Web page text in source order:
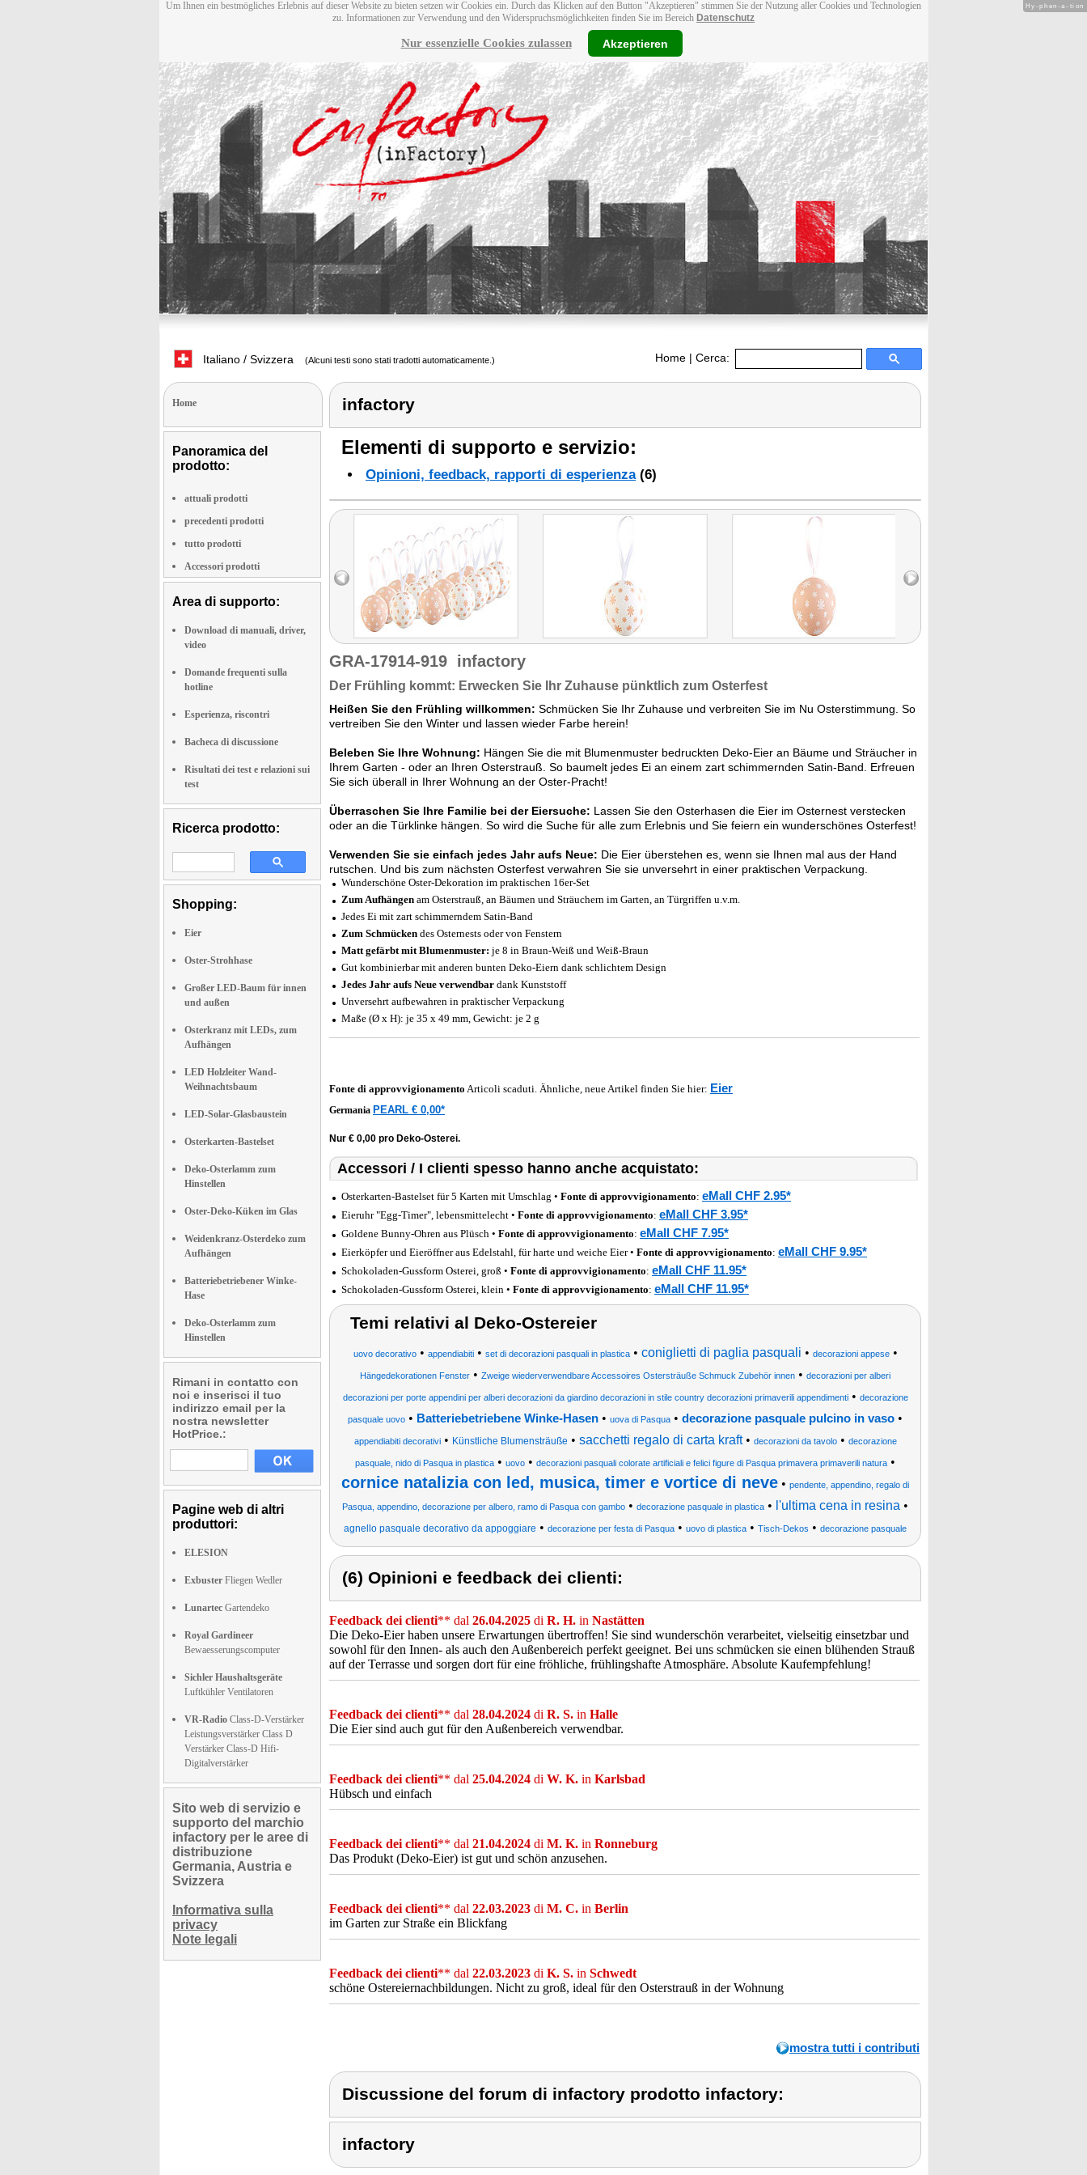
Um Ihnen ein bestmögliches Erlebnis auf dieser Website zu bieten setzen wir Cookies ein. Durch das Klicken auf den Button "Akzeptieren" stimmen Sie der Nutzung aller Cookies und Technologien
zu. Informationen zur Verwendung und den Widerspruchsmöglichkeiten finden Sie im Bereich Datenschutz
Nur essenzielle Cookies zulassen Akzeptieren
Italiano / Svizzera (Alcuni testi sono stati tradotti automaticamente.) Home | Cerca:
Home
Panoramica del
prodotto:
attuali prodotti
precedenti prodotti
tutto prodotti
Accessori prodotti
Area di supporto:
Download di manuali, driver,
video
Domande frequenti sulla
hotline
Esperienza, riscontri
Bacheca di discussione
Risultati dei test e relazioni sui
test
Ricerca prodotto:
Shopping:
Eier
Oster-Strohhase
Großer LED-Baum für innen
und außen
Osterkranz mit LEDs, zum
Aufhängen
LED Holzleiter Wand-
Weihnachtsbaum
LED-Solar-Glasbaustein
Osterkarten-Bastelset
Deko-Osterlamm zum
Hinstellen
Oster-Deko-Küken im Glas
Weidenkranz-Osterdeko zum
Aufhängen
Batteriebetriebener Winke-
Hase
Deko-Osterlamm zum
Hinstellen
Rimani in contatto con
noi e inserisci il tuo
indirizzo email per la
nostra newsletter
HotPrice.:
Pagine web di altri
produttori:
ELESION
Exbuster Fliegen Wedler
Lunartec Gartendeko
Royal Gardineer
Bewaesserungscomputer
Sichler Haushaltsgeräte
Luftkühler Ventilatoren
VR-Radio Class-D-Verstärker
Leistungsverstärker Class D
Verstärker Class-D Hifi-
Digitalverstärker
Sito web di servizio e
supporto del marchio
infactory per le aree di
distribuzione
Germania, Austria e
Svizzera
Informativa sulla
privacy
Note legali
infactory
Elementi di supporto e servizio:
Opinioni, feedback, rapporti di esperienza(6)
GRA-17914-919 infactory
Der Frühling kommt: Erwecken Sie Ihr Zuhause pünktlich zum Osterfest
Heißen Sie den Frühling willkommen: Schmücken Sie Ihr Zuhause und verbreiten Sie im Nu Osterstimmung. So
vertreiben Sie den Winter und lassen wieder Farbe herein!
Beleben Sie Ihre Wohnung: Hängen Sie die mit Blumenmuster bedruckten Deko-Eier an Bäume und Sträucher in
Ihrem Garten - oder an Ihren Osterstrauß. So baumelt jedes Ei an einem zart schimmernden Satin-Band. Erfreuen
Sie sich überall in Ihrer Wohnung an der Oster-Pracht!
Überraschen Sie Ihre Familie bei der Eiersuche: Lassen Sie den Osterhasen die Eier im Osternest verstecken
oder an die Türklinke hängen. So wird die Suche für alle zum Erlebnis und Sie feiern ein wunderschönes Osterfest!
Verwenden Sie sie einfach jedes Jahr aufs Neue: Die Eier überstehen es, wenn sie Ihnen mal aus der Hand
rutschen. Und bis zum nächsten Osterfest verwahren Sie sie unversehrt in einer praktischen Verpackung.
Wunderschöne Oster-Dekoration im praktischen 16er-Set
Zum Aufhängen am Osterstrauß, an Bäumen und Sträuchern im Garten, an Türgriffen u.v.m.
Jedes Ei mit zart schimmerndem Satin-Band
Zum Schmücken des Osternests oder von Fenstern
Matt gefärbt mit Blumenmuster: je 8 in Braun-Weiß und Weiß-Braun
Gut kombinierbar mit anderen bunten Deko-Eiern dank schlichtem Design
Jedes Jahr aufs Neue verwendbar dank Kunststoff
Unversehrt aufbewahren in praktischer Verpackung
Maße (Ø x H): je 35 x 49 mm, Gewicht: je 2 g
Fonte di approvvigionamento Articoli scaduti. Ähnliche, neue Artikel finden Sie hier: Eier
Germania PEARL € 0,00*
Nur € 0,00 pro Deko-Osterei.
Accessori / I clienti spesso hanno anche acquistato:
Osterkarten-Bastelset für 5 Karten mit Umschlag • Fonte di approvvigionamento: eMall CHF 2.95*
Eieruhr "Egg-Timer", lebensmittelecht • Fonte di approvvigionamento: eMall CHF 3.95*
Goldene Bunny-Ohren aus Plüsch • Fonte di approvvigionamento: eMall CHF 7.95*
Eierköpfer und Eieröffner aus Edelstahl, für harte und weiche Eier • Fonte di approvvigionamento: eMall CHF 9.95*
Schokoladen-Gussform Osterei, groß • Fonte di approvvigionamento: eMall CHF 11.95*
Schokoladen-Gussform Osterei, klein • Fonte di approvvigionamento: eMall CHF 11.95*
Temi relativi al Deko-Ostereier
uovo decorativo• appendiabiti• set di decorazioni pasquali in plastica• coniglietti di paglia pasquali • decorazioni appese•
Hängedekorationen Fenster • Zweige wiederverwendbare Accessoires Ostersträuße Schmuck Zubehör innen • decorazioni per alberi
decorazioni per porte appendini per alberi decorazioni da giardino decorazioni in stile country decorazioni primaverili appendimenti• decorazione
pasquale uovo • Batteriebetriebene Winke-Hasen • uova di Pasqua • decorazione pasquale pulcino in vaso •
appendiabiti decorativi• Künstliche Blumensträuße • sacchetti regalo di carta kraft• decorazioni da tavolo• decorazione
pasquale, nido di Pasqua in plastica • uovo • decorazioni pasquali colorate artificiali e felici figure di Pasqua primavera primaverili natura •
cornice natalizia con led, musica, timer e vortice di neve • pendente, appendino, regalo di
Pasqua, appendino, decorazione per albero, ramo di Pasqua con gambo • decorazione pasquale in plastica • l'ultima cena in resina •
agnello pasquale decorativo da appoggiare • decorazione per festa di Pasqua • uovo di plastica • Tisch-Dekos • decorazione pasquale
(6) Opinioni e feedback dei clienti:
Feedback dei clienti** dal 26.04.2025 di R. H. in Nastätten
Die Deko-Eier haben unsere Erwartungen übertroffen! Sie sind wunderschön verarbeitet, vielseitig einsetzbar und
sowohl für den Innen- als auch den Außenbereich perfekt geeignet. Bei uns schmücken sie einen blühenden Strauß
auf der Terrasse und sorgen dort für eine fröhliche, frühlingshafte Atmosphäre. Absolute Kaufempfehlung!
Feedback dei clienti** dal 28.04.2024 di R. S. in Halle
Die Eier sind auch gut für den Außenbereich verwendbar.
Feedback dei clienti** dal 25.04.2024 di W. K. in Karlsbad
Hübsch und einfach
Feedback dei clienti** dal 21.04.2024 di M. K. in Ronneburg
Das Produkt (Deko-Eier) ist gut und schön anzusehen.
Feedback dei clienti** dal 22.03.2023 di M. C. in Berlin
im Garten zur Straße ein Blickfang
Feedback dei clienti** dal 22.03.2023 di K. S. in Schwedt
schöne Ostereiernachbildungen. Nicht zu groß, ideal für den Osterstrauß in der Wohnung
mostra tutti i contributi
Discussione del forum di infactory prodotto infactory:
infactory
Hy-phen-a-tion